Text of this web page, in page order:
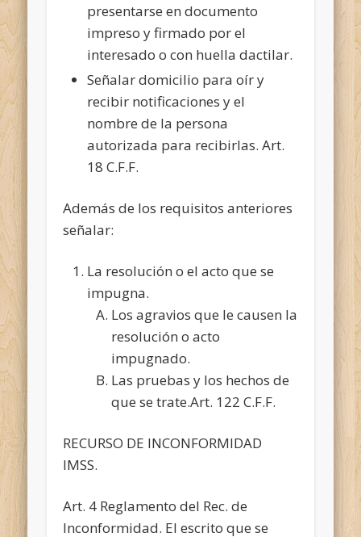
presentarse en documento
impreso y firmado por el
interesado o con huella dactilar.
Señalar domicilio para oír y
recibir notificaciones y el
nombre de la persona
autorizada para recibirlas. Art.
18 C.F.F.
Además de los requisitos anteriores
señalar:
La resolución o el acto que se
impugna.
Los agravios que le causen la
resolución o acto
impugnado.
Las pruebas y los hechos de
que se trate.Art. 122 C.F.F.
RECURSO DE INCONFORMIDAD
IMSS.
Art. 4 Reglamento del Rec. de
Inconformidad. El escrito que se